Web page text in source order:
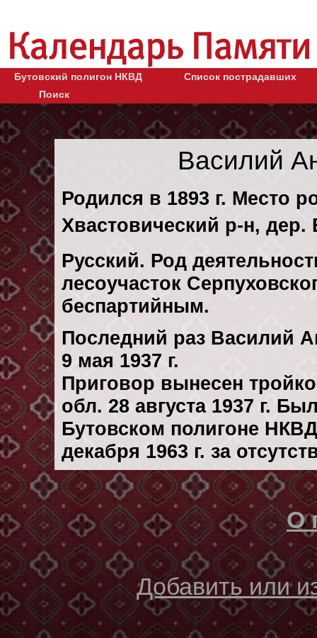
Бутовский полигон НКВД
Список пострадавших
Поиск
Василий
Родился в 1893 г. Место
Хвастовический р-н, дер.
Русский. Род
лесоучасток
беспартийным.
Последний раз Василий
9 мая 1937 г.
Приговор вынесен
обл. 28 августа 1937 г.
Бутовском полигоне
декaбря 1963 г. за
О
Добавить или